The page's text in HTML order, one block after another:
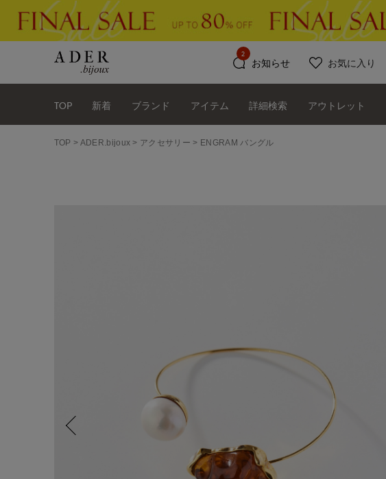
お知らせ
2
お気に入り
TOP 新着 ブランド アイテム 詳細検索 アウトレット
TOP ADER.bijoux アクセサリー ENGRAM バングル